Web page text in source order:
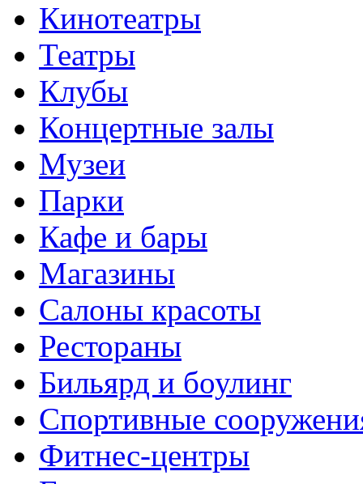
Кинотеатры
Театры
Клубы
Концертные залы
Музеи
Парки
Кафе и бары
Магазины
Салоны красоты
Рестораны
Бильярд и боулинг
Спортивные
Фитнес-центры